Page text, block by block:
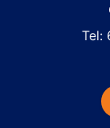
Tel: